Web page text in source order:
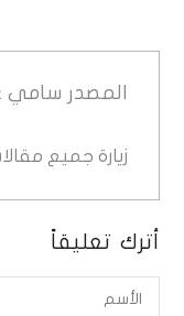
المصدر سامي
زيارة جميع
أترك تعليقاً